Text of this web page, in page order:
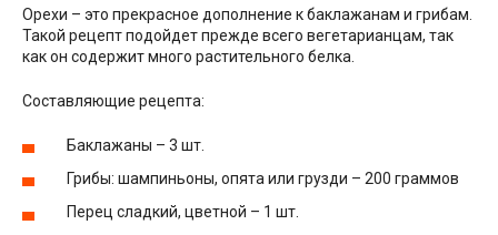
Орехи – это прекрасное дополнение к баклажанам и грибам.
Такой рецепт подойдет прежде всего вегетарианцам, так
как он содержит много растительного белка.
Составляющие рецепта:
Баклажаны – 3 шт.
Грибы: шампиньоны, опята или грузди – 200 граммов
Перец сладкий, цветной – 1 шт.